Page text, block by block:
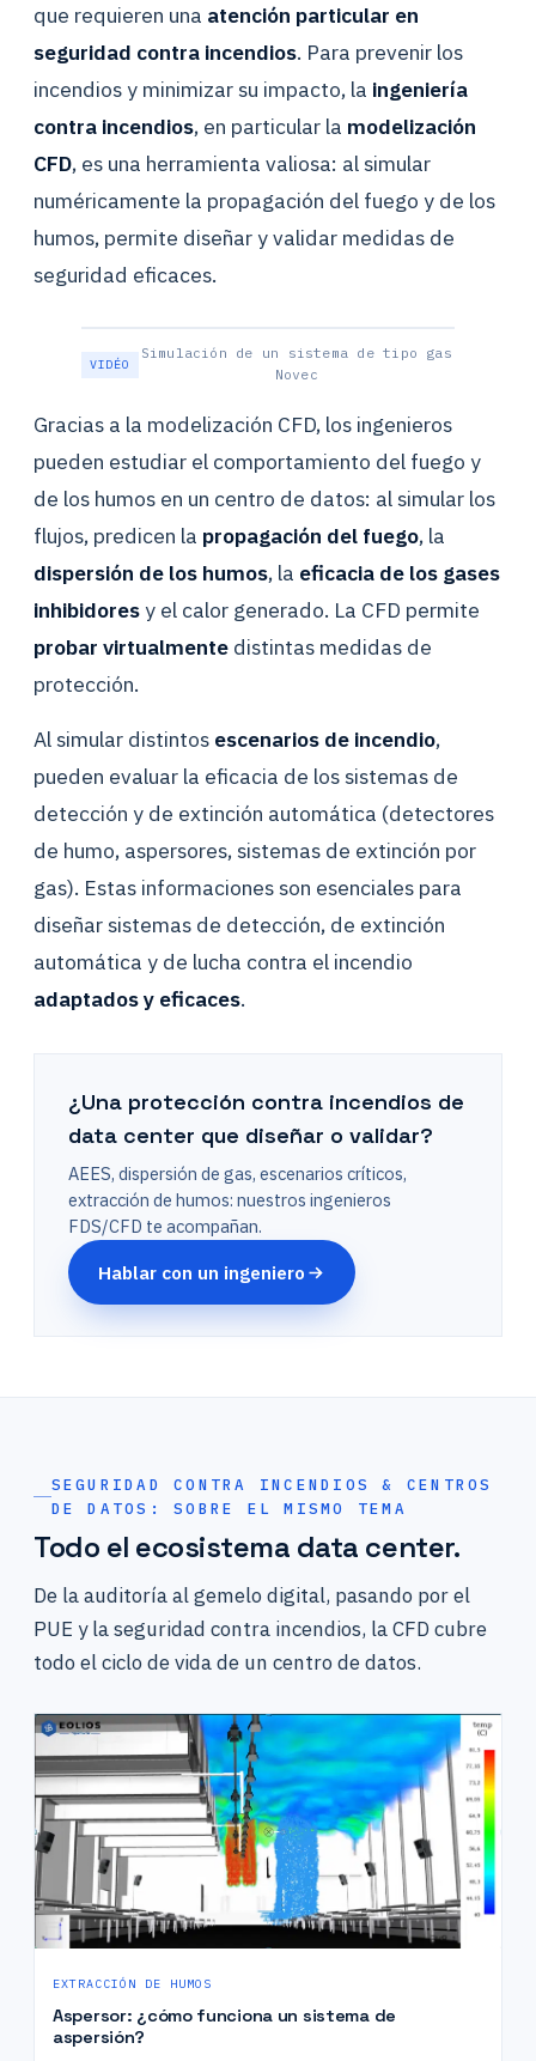
que requieren una atención particular en
seguridad contra incendios. Para prevenir los
incendios y minimizar su impacto, la ingeniería
contra incendios, en particular la modelización
CFD, es una herramienta valiosa: al simular
numéricamente la propagación del fuego y de los
humos, permite diseñar y validar medidas de
seguridad eficaces.
Simulación de un sistema de tipo gas
Novec
Gracias a la modelización CFD, los ingenieros
pueden estudiar el comportamiento del fuego y
de los humos en un centro de datos: al simular los
flujos, predicen la propagación del fuego, la
dispersión de los humos, la eficacia de los gases
inhibidoresy el calor generado. La CFD permite
probar virtualmente distintas medidas de
protección.
Al simular distintos escenarios de incendio,
pueden evaluar la eficacia de los sistemas de
detección y de extinción automática (detectores
de humo, aspersores, sistemas de extinción por
gas). Estas informaciones son esenciales para
diseñar sistemas de detección, de extinción
automática y de lucha contra el incendio
adaptados y eficaces.
¿Una protección contra incendios de
data center que diseñar o validar?
AEES, dispersión de gas, escenarios críticos,
extracción de humos: nuestros ingenieros
FDS/CFD te acompañan.
Hablar con un ingeniero
SEGURIDAD CONTRA INCENDIOS & CENTROS
DE DATOS: SOBRE EL MISMO TEMA
Todo el ecosistema data center.
De la auditoría al gemelo digital, pasando por el
PUE y la seguridad contra incendios, la CFD cubre
todo el ciclo de vida de un centro de datos.
EXTRACCIÓN DE HUMOS
Aspersor: ¿cómo funciona un sistema de
aspersión?